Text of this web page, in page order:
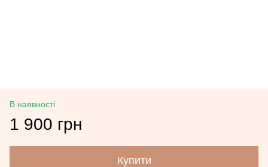
В наявності
1 900 грн
Купити